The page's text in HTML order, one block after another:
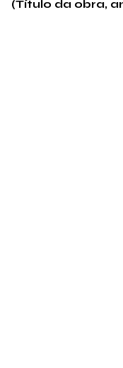
(Título da obra,